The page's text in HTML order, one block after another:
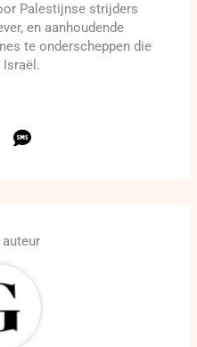
Palestijnse strijders
en aanhoudende
te onderscheppen die
auteur